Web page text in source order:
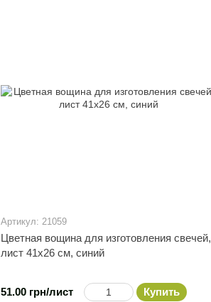
Артикул: 21059
Цветная вощина для изготовления свечей,
лист 41х26 см, синий
51.00 грн/лист Купить